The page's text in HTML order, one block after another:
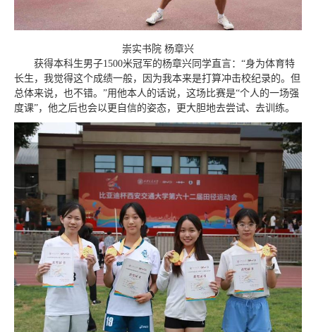
崇实书院 杨章兴
获得本科生男子1500米冠军的杨章兴同学直言：“身为体育特
长生，我觉得这个成绩一般，因为我本来是打算冲击校纪录的。但
总体来说，也不错。”用他本人的话说，这场比赛是“个人的一场强
度课”，他之后也会以更自信的姿态，更大胆地去尝试、去训练。